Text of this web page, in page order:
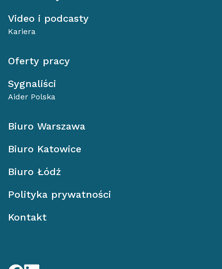
Video i podcasty
Kariera
Oferty pracy
Sygnaliści
Aider Polska
Biuro Warszawa
Biuro Katowice
Biuro Łódź
Polityka prywatności
Kontakt